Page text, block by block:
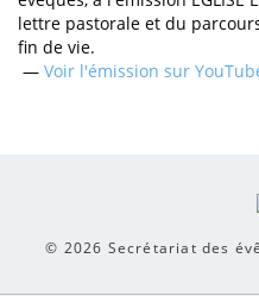
lettre pastorale et du
fin de vie.
— Voir l'émission sur
© 2026 Secrétariat des